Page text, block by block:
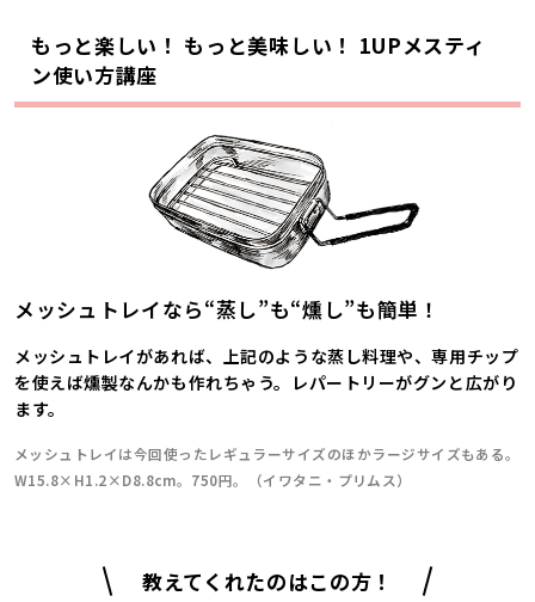
もっと楽しい！ もっと美味しい！ 1UPメスティ
ン使い方講座
メッシュトレイなら“蒸し”も“燻し”も簡単！
メッシュトレイがあれば、上記のような蒸し料理や、専用チップ
を使えば燻製なんかも作れちゃう。レパートリーがグンと広がり
ます。
メッシュトレイは今回使ったレギュラーサイズのほかラージサイズもある。
W15.8×H1.2×D8.8cm。750円。（イワタニ・プリムス）
教えてくれたのはこの方！